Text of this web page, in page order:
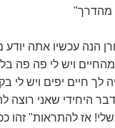
מהדרך"
אורן הנה עכשיו אתה
ויש לי פה פה
לך חיים יפים ויש
היחידי שאני רוצה
אז להתראות" זהו